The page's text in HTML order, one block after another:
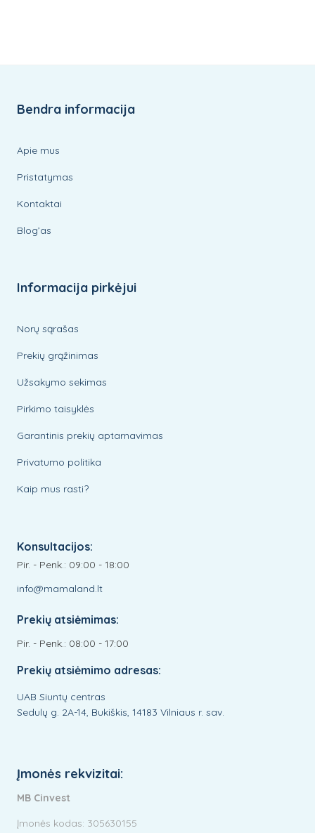
Bendra informacija
Apie mus
Pristatymas
Kontaktai
Blog’as
Informacija pirkėjui
Norų sąrašas
Prekių grąžinimas
Užsakymo sekimas
Pirkimo taisyklės
Garantinis prekių aptarnavimas
Privatumo politika
Kaip mus rasti?
Konsultacijos:
Pir. - Penk.: 09:00 - 18:00
info@mamaland.lt
Prekių atsiėmimas:
Pir. - Penk.: 08:00 - 17:00
Prekių atsiėmimo adresas:
UAB Siuntų centras
Sedulų g. 2A-14, Bukiškis, 14183 Vilniaus r. sav.
Įmonės rekvizitai:
MB Cinvest
Įmonės kodas: 305630155